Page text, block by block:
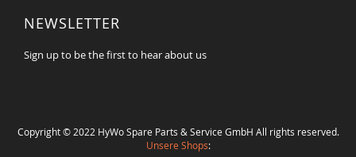
NEWSLETTER
Sign up to be the first to hear about us
Copyright © 2022 HyWo Spare Parts & Service GmbH All rights reserved.
Unsere Shops: